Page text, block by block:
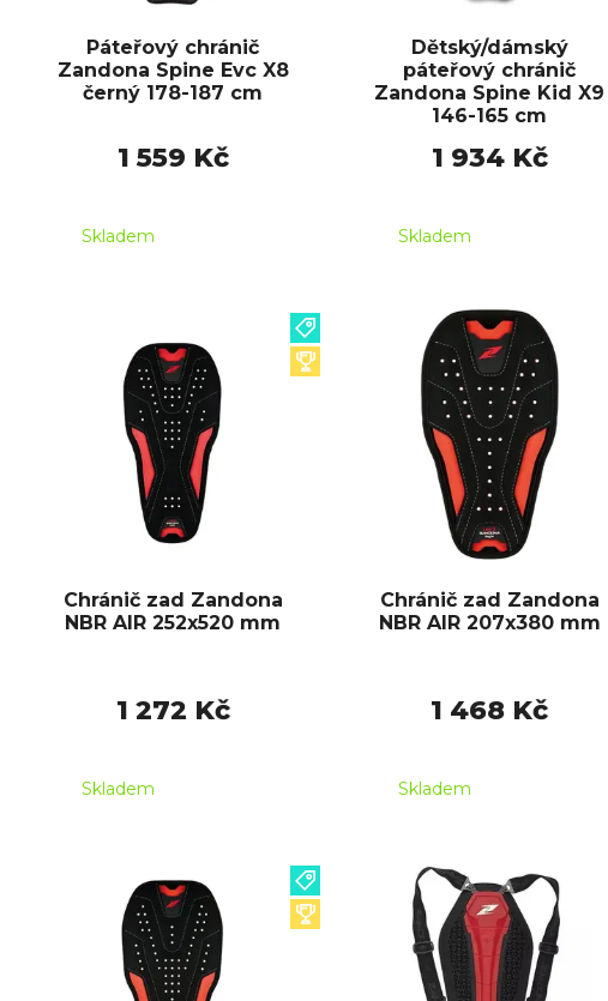
Páteřový chránič
Zandona Spine Evc X8
černý 178-187 cm
1 559 Kč
Skladem
Dětský/dámský
páteřový chránič
Zandona Spine Kid X9
146-165 cm
1 934 Kč
Skladem
Chránič zad Zandona
NBR AIR 252x520 mm
1 272 Kč
Skladem
Chránič zad Zandona
NBR AIR 207x380 mm
1 468 Kč
Skladem